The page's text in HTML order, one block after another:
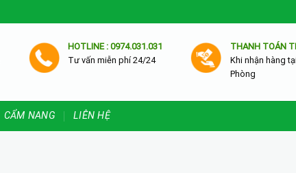
HOTLINE : 0974.031.031
Tư vấn miễn phí 24/24
THANH TOÁN
Khi nhận hàng
Phòng
CẨM NANG LIÊN HỆ